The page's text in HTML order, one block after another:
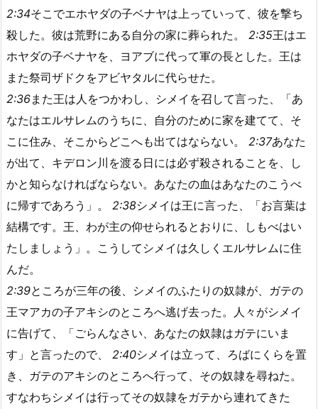
2:34そこでエホヤダの子ベナヤは上っていって、彼を撃ち
殺した。彼は荒野にある自分の家に葬られた。 2:35王はエ
ホヤダの子ベナヤを、ヨアブに代って軍の長とした。王は
また祭司ザドクをアビヤタルに代らせた。
2:36また王は人をつかわし、シメイを召して言った、「あ
なたはエルサレムのうちに、自分のために家を建てて、そ
こに住み、そこからどこへも出てはならない。 2:37あなた
が出て、キデロン川を渡る日には必ず殺されることを、し
かと知らなければならない。あなたの血はあなたのこうべ
に帰すであろう」。 2:38シメイは王に言った、「お言葉は
結構です。王、わが主の仰せられるとおりに、しもべはい
たしましょう」。こうしてシメイは久しくエルサレムに住
んだ。
2:39ところが三年の後、シメイのふたりの奴隷が、ガテの
王マアカの子アキシのところへ逃げ去った。人々がシメイ
に告げて、「ごらんなさい、あなたの奴隷はガテにいま
す」と言ったので、 2:40シメイは立って、ろばにくらを置
き、ガテのアキシのところへ行って、その奴隷を尋ねた。
すなわちシメイは行ってその奴隷をガテから連れてきた